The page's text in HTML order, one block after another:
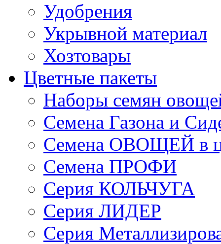
Удобрения
Укрывной материал
Хозтовары
Цветные пакеты
Наборы семян
Семена Газона и
Семена ОВОЩЕЙ в
Семена ПРОФИ
Серия КОЛЬЧУГА
Серия ЛИДЕР
Серия